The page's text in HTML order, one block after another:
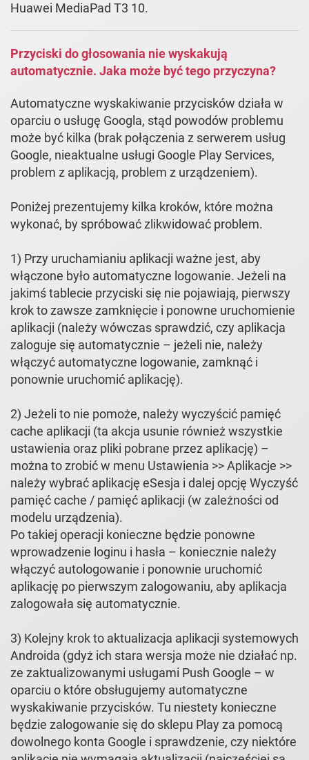
Huawei MediaPad T3 10.
Przyciski do głosowania nie wyskakują
automatycznie. Jaka może być tego przyczyna?
Automatyczne wyskakiwanie przycisków działa w
oparciu o usługę Googla, stąd powodów problemu
może być kilka (brak połączenia z serwerem usług
Google, nieaktualne usługi Google Play Services,
problem z aplikacją, problem z urządzeniem).
Poniżej prezentujemy kilka kroków, które można
wykonać, by spróbować zlikwidować problem.
1) Przy uruchamianiu aplikacji ważne jest, aby
włączone było automatyczne logowanie. Jeżeli na
jakimś tablecie przyciski się nie pojawiają, pierwszy
krok to zawsze zamknięcie i ponowne uruchomienie
aplikacji (należy wówczas sprawdzić, czy aplikacja
zaloguje się automatycznie – jeżeli nie, należy
włączyć automatyczne logowanie, zamknąć i
ponownie uruchomić aplikację).
2) Jeżeli to nie pomoże, należy wyczyścić pamięć
cache aplikacji (ta akcja usunie również wszystkie
ustawienia oraz pliki pobrane przez aplikację) –
można to zrobić w menu Ustawienia >> Aplikacje >>
należy wybrać aplikację eSesja i dalej opcję Wyczyść
pamięć cache / pamięć aplikacji (w zależności od
modelu urządzenia).
Po takiej operacji konieczne będzie ponowne
wprowadzenie loginu i hasła – koniecznie należy
włączyć autologowanie i ponownie uruchomić
aplikację po pierwszym zalogowaniu, aby aplikacja
zalogowała się automatycznie.
3) Kolejny krok to aktualizacja aplikacji systemowych
Androida (gdyż ich stara wersja może nie działać np.
ze zaktualizowanymi usługami Push Google – w
oparciu o które obsługujemy automatyczne
wyskakiwanie przycisków. Tu niestety konieczne
będzie zalogowanie się do sklepu Play za pomocą
dowolnego konta Google i sprawdzenie, czy niektóre